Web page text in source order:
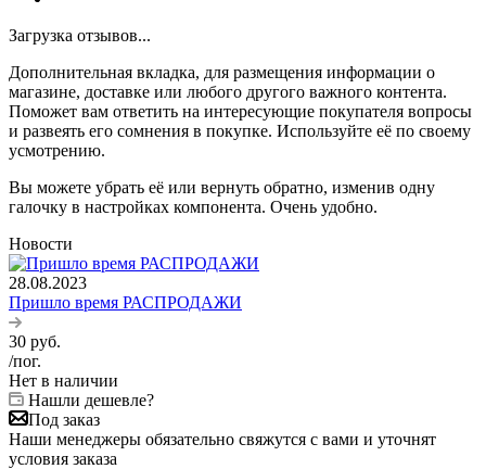
Загрузка отзывов...
Дополнительная вкладка, для размещения информации о
магазине, доставке или любого другого важного контента.
Поможет вам ответить на интересующие покупателя вопросы
и развеять его сомнения в покупке. Используйте её по своему
усмотрению.
Вы можете убрать её или вернуть обратно, изменив одну
галочку в настройках компонента. Очень удобно.
Новости
28.08.2023
Пришло время РАСПРОДАЖИ
30 руб.
/пог.
Нет в наличии
Нашли дешевле?
Под заказ
Наши менеджеры обязательно свяжутся с вами и уточнят
условия заказа